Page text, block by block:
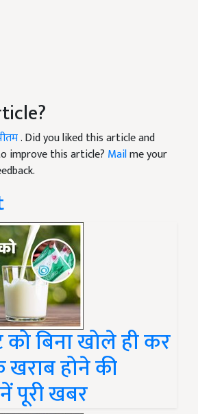
. Did you liked this article and
improve this article? Mailme your
बिना खोले ही कर
होने की
पूरी खबर